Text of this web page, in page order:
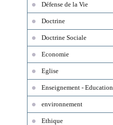
Défense de la Vie
Doctrine
Doctrine Sociale
Economie
Eglise
Enseignement - Education
environnement
Ethique